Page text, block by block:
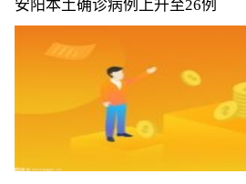
安阳本土确诊病例上升至26例